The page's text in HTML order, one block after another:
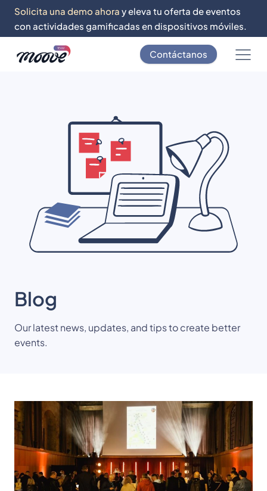
Solicita una demo ahora y eleva tu oferta de eventos
con actividades gamificadas en dispositivos móviles.
Contáctanos
Blog
Our latest news, updates, and tips to create better
events.